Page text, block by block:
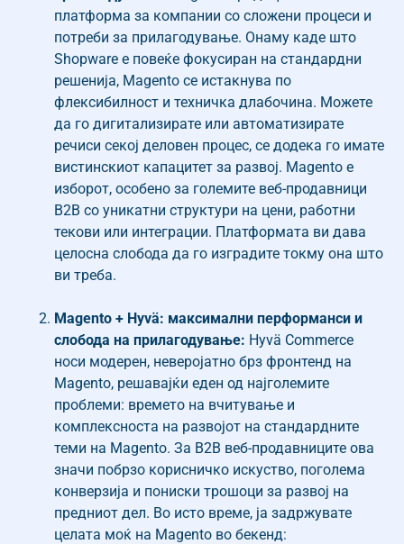
платформа за компании со сложени процеси и
потреби за прилагодување. Онаму каде што
Shopware е повеќе фокусиран на стандардни
решенија, Magento се истакнува по
флексибилност и техничка длабочина. Можете
да го дигитализирате или автоматизирате
речиси секој деловен процес, се додека го имате
вистинскиот капацитет за развој. Magento е
изборот, особено за големите веб-продавници
B2B со уникатни структури на цени, работни
текови или интеграции. Платформата ви дава
целосна слобода да го изградите токму она што
ви треба.
Magento + Hyvä: максимални перформанси и
слобода на прилагодување: Hyvä Commerce
носи модерен, неверојатно брз фронтенд на
Magento, решавајќи еден од најголемите
проблеми: времето на вчитување и
комплексноста на развојот на стандардните
теми на Magento. За B2B веб-продавниците ова
значи побрзо корисничко искуство, поголема
конверзија и пониски трошоци за развој на
предниот дел. Во исто време, ја задржувате
целата моќ на Magento во бекенд: